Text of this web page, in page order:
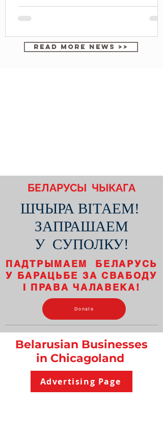
READ MORE NEWS >>
БЕЛАРУСЫ ЧЫКАГА
ШЧЫРА ВІТАЕМ!
ЗАПРАШАЕМ
У СУПОЛКУ!
ПАДТРЫМАЕМ БЕЛАРУСЬ
У БАРАЦЬБЕ ЗА СВАБОДУ
І ПРАВА ЧАЛАВЕКА!
Donate
Belarusian Businesses
in Chicagoland
Advertising Page